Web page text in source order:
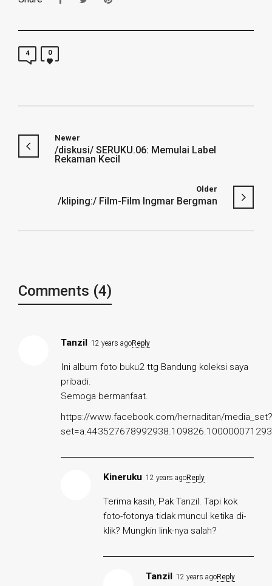
4 0
Newer
/diskusi/ SERUKU.06: Memulai Label
Rekaman Kecil
Older
/kliping:/ Film-Film Ingmar Bergman
Comments (4)
Tanzil 12 years agoReply
Ini album foto buku2 ttg Bandung koleksi saya
pribadi.
Semoga bermanfaat.
https://www.facebook.com/hernaditan/media_set?
Kineruku 12 years agoReply
Terima kasih, Pak Tanzil. Tapi kok
foto-fotonya tidak muncul ketika di-
klik? Mungkin link-nya salah?
Tanzil 12 years agoReply